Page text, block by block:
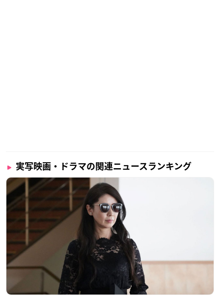
実写映画・ドラマの関連ニュースランキング